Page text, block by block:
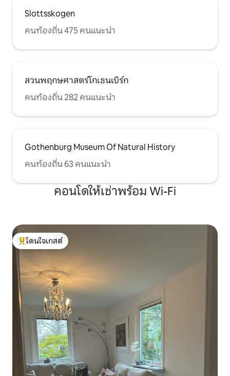
Slottsskogen
คนท้องถิ่น 475 คนแนะนำ
สวนพฤกษศาสตร์โกเธนเบิร์ก
คนท้องถิ่น 282 คนแนะนำ
Gothenburg Museum Of Natural History
คนท้องถิ่น 63 คนแนะนำ
คอนโดให้เช่าพร้อม Wi-Fi
โดนใจเกสต์ที่สุด
โดนใจเกสต์